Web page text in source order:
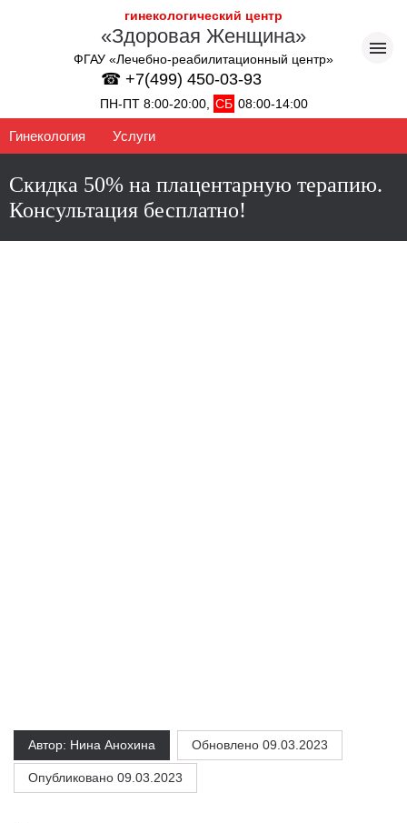
гинекологический центр
«Здоровая Женщина»
ФГАУ «Лечебно-реабилитационный центр»
☎ +7(499) 450-03-93
ПН-ПТ 8:00-20:00, СБ 08:00-14:00
Гинекология Услуги
Скидка 50% на плацентарную терапию.
Консультация бесплатно!
Автор: Нина Анохина Обновлено 09.03.2023
Опубликовано 09.03.2023